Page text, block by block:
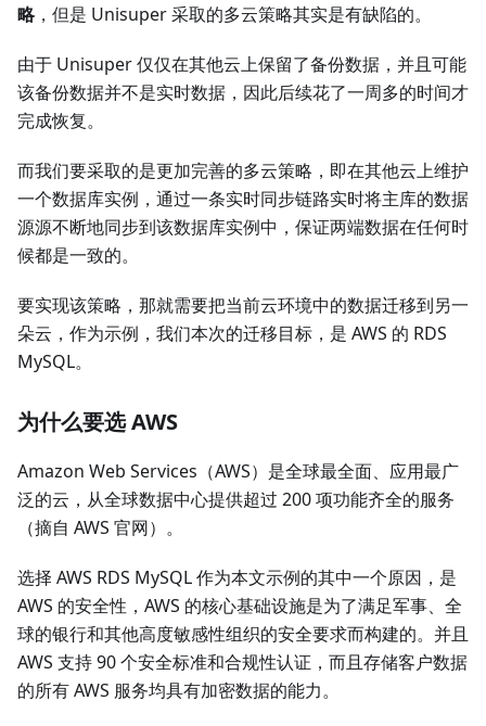
略，但是 Unisuper 采取的多云策略其实是有缺陷的。
由于 Unisuper 仅仅在其他云上保留了备份数据，并且可能
该备份数据并不是实时数据，因此后续花了一周多的时间才
完成恢复。
而我们要采取的是更加完善的多云策略，即在其他云上维护
一个数据库实例，通过一条实时同步链路实时将主库的数据
源源不断地同步到该数据库实例中，保证两端数据在任何时
候都是一致的。
要实现该策略，那就需要把当前云环境中的数据迁移到另一
朵云，作为示例，我们本次的迁移目标，是 AWS 的 RDS
MySQL。
为什么要选 AWS
Amazon Web Services（AWS）是全球最全面、应用最广
泛的云，从全球数据中心提供超过 200 项功能齐全的服务
（摘自 AWS 官网）。
选择 AWS RDS MySQL 作为本文示例的其中一个原因，是
AWS 的安全性，AWS 的核心基础设施是为了满足军事、全
球的银行和其他高度敏感性组织的安全要求而构建的。并且
AWS 支持 90 个安全标准和合规性认证，而且存储客户数据
的所有 AWS 服务均具有加密数据的能力。